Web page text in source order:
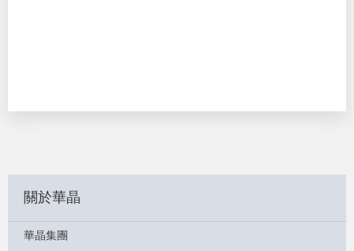
關於華晶
華晶集團